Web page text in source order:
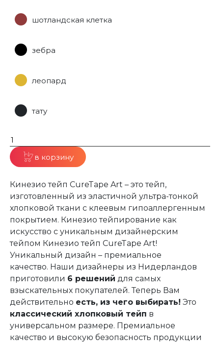
шотландская клетка
зебра
леопард
тату
в корзину
Кинезио тейп CureTape Art – это тейп,
изготовленный из эластичной ультра-тонкой
хлопковой ткани с клеевым гипоаллергенным
покрытием. Кинезио тейпирование как
искусство с уникальным дизайнерским
тейпом Кинезио тейп CureTape Art!
Уникальный дизайн – премиальное
качество. Наши дизайнеры из Нидерландов
приготовили 6 решений для самых
взыскательных покупателей. Теперь Вам
действительно есть, из чего выбирать! Это
классический хлопковый тейп в
универсальном размере. Премиальное
качество и высокую безопасность продукции